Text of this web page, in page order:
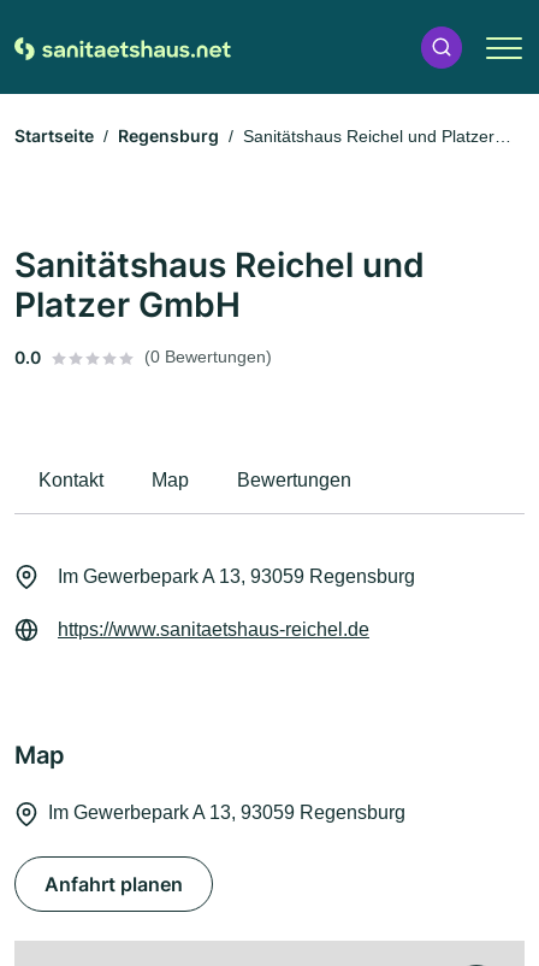
Startseite Regensburg
Sanitätshaus Reichel und Platzer
Sanitätshaus Reichel und
Platzer GmbH
0.0 (0 Bewertungen)
Kontakt Map Bewertungen
Im Gewerbepark A 13, 93059 Regensburg
https://www.sanitaetshaus-reichel.de
Map
Im Gewerbepark A 13, 93059 Regensburg
Anfahrt planen